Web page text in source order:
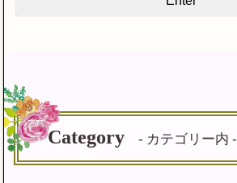
Category - カテゴリー内 -